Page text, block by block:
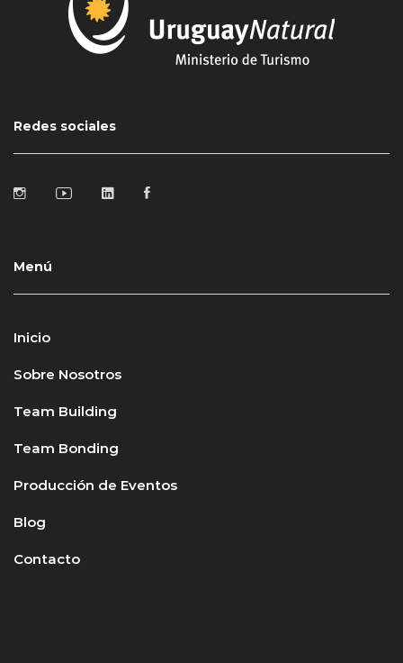
Redes sociales
Menú
Inicio
Sobre Nosotros
Team Building
Team Bonding
Producción de Eventos
Blog
Contacto